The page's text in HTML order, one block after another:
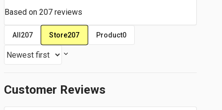
Based on 207 reviews
All 207 Store207 Product0
Customer Reviews